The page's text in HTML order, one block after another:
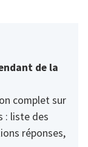
de la
complet sur
: liste des
réponses,